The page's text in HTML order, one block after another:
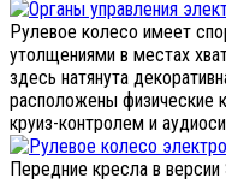
Рулевое колесо имеет
утолщениями в местах
здесь натянута
расположены физические
круиз-контролем и
Передние кресла в